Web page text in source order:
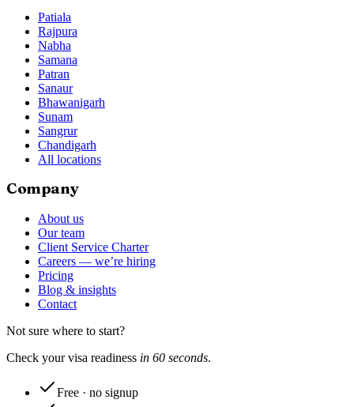
Patiala
Rajpura
Nabha
Samana
Patran
Sanaur
Bhawanigarh
Sunam
Sangrur
Chandigarh
All locations
Company
About us
Our team
Client Service Charter
Careers — we’re hiring
Pricing
Blog & insights
Contact
Not sure where to start?
Check your visa readiness in 60 seconds.
Free · no signup